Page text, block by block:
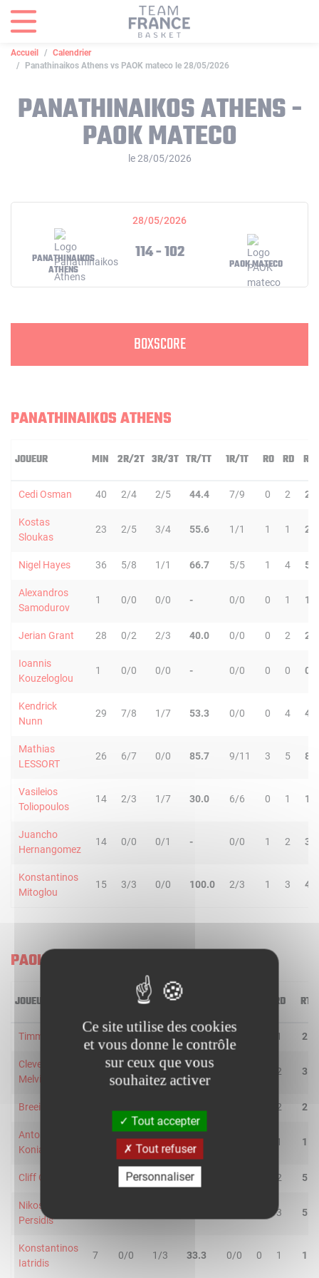
Accueil
Calendrier
Panathinaikos Athens vs PAOK mateco le 28/05/2026
PANATHINAIKOS ATHENS -
PAOK MATECO
le 28/05/2026
28/05/2026
PANATHINAIKOS
ATHENS
114 - 102
PAOK MATECO
BOXSCORE
PANATHINAIKOS ATHENS
JOUEUR MIN 2R/2T 3R/3T TR/TT 1R/1T RO RD RT
Cedi Osman 40 2/4 2/5 44.4 7/9 0 2 2
Kostas
Sloukas
23 2/5 3/4 55.6 1/1 1 1 2
Nigel Hayes 36 5/8 1/1 66.7 5/5 1 4 5
Alexandros
Samodurov
1 0/0 0/0 - 0/0 0 1 1
Jerian Grant 28 0/2 2/3 40.0 0/0 0 2 2
Ioannis
Kouzeloglou
1 0/0 0/0 - 0/0 0 0 0
Kendrick
Nunn
29 7/8 1/7 53.3 0/0 0 4 4
Mathias
LESSORT
26 6/7 0/0 85.7 9/11 3 5 8
Vasileios
Toliopoulos
14 2/3 1/7 30.0 6/6 0 1 1
Juancho
Hernangomez
14 0/0 0/1 - 0/0 1 2 3
Konstantinos
Mitoglou
15 3/3 0/0 100.0 2/3 1 3 4
PAOK MATECO
JOUEUR 2R/2T 3R/3T RD RT
Timmy Allen 2/2 1 2
Cleveland
Melvin
2/6 2/6 33.3 2 3
Breein Tyree 2 2
Antonis
Koniaris
0/1 1/2 33.3 1 1
Cliff Omoruyi 5/7 0/0 71.4 2 5
Nikos
Persidis
3 5
Konstantinos
Iatridis
7 0/0 1/3 33.3 0/0 0 1 1
Panneau de gestion des cookies
Ce site utilise des cookies
et vous donne le contrôle
sur ceux que vous
souhaitez activer
Tout accepter
Tout refuser
Personnaliser